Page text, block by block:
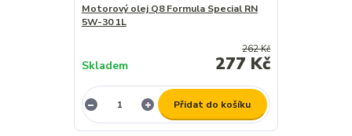
Motorový olej Q8 Formula Special RN
5W-30 1L
262 Kč
277 Kč
Skladem
Přidat do košíku